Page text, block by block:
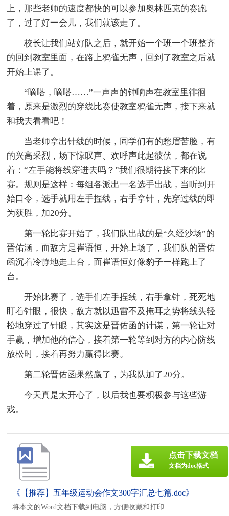
上，那些老师的速度都快的可以参加奥林匹克的赛跑
了，过了好一会儿，我们就该走了。
校长让我们站好队之后，就开始一个班一个班整齐
的回到教室里面，在路上鸦雀无声，回到了教室之后就
开始上课了。
“嘀嗒，嘀嗒……”一声声的钟响声在教室里徘徊
着，原来是激烈的穿线比赛使教室鸦雀无声，接下来就
和我去看看吧！
当老师拿出针线的时候，同学们有的愁眉苦脸，有
的兴高采烈，场下惊叹声、欢呼声此起彼伏，都在说
着：“左手能将线穿进去吗？”我们很期待接下来的比
赛。规则是这样：每组各派出一名选手出战，当听到开
始口令，选手就用左手捏线，右手拿针，先穿过线的即
为获胜，加20分。
第一轮比赛开始了，我们队出战的是“久经沙场”的
晋佑涵，而敌方是崔语恒，开始上场了，我们队的晋佑
函沉着冷静地走上台，而崔语恒好像豹子一样跑上了
台。
开始比赛了，选手们左手捏线，右手拿针，死死地
盯着针眼，很快，敌方就以迅雷不及掩耳之势将线头轻
松地穿过了针眼，其实这是晋佑函的计谋，第一轮让对
手赢，增加他的信心，接着第一轮等到对方的内心防线
放松时，接着再努力赢得比赛。
第二轮晋佑函果然赢了，为我队加了20分。
今天真是太开心了，以后我也要积极参与这些游
戏。
《【推荐】五年级运动会作文300字汇总七篇.doc》
将本文的Word文档下载到电脑，方便收藏和打印
点击下载文档
文档为doc格式